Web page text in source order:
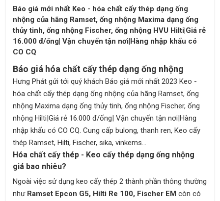
Báo giá mới nhất Keo - hóa chất cấy thép dạng ống
nhộng của hãng Ramset, ống nhộng Maxima dạng ống
thủy tinh, ống nhộng Fischer, ống nhộng HVU Hilti|Giá rẻ
16.000 đ/ống| Vận chuyển tận nơi|Hàng nhập khẩu có
CO CQ
Báo giá hóa chất cấy thép dạng ống nhộng
Hưng Phát gửi tới quý khách Báo giá mới nhất 2023 Keo -
hóa chất cấy thép dạng ống nhộng của hãng Ramset, ống
nhộng Maxima dạng ống thủy tinh, ống nhộng Fischer, ống
nhộng Hilti|Giá rẻ 16.000 đ/ống| Vận chuyển tận nơi|Hàng
nhập khẩu có CO CQ. Cung cấp bulong, thanh ren, Keo cấy
thép Ramset, Hilti, Fischer, sika, vinkems...
Hóa chất cấy thép - Keo cấy thép dạng ống nhộng
giá bao nhiêu?
Ngoài việc sử dụng keo cấy thép 2 thành phần thông thường
như Ramset Epcon G5, Hilti Re 100, Fischer EM còn có